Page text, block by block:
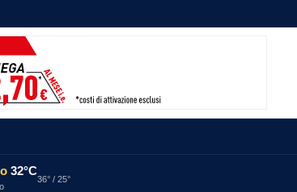
32°C
36° / 25°